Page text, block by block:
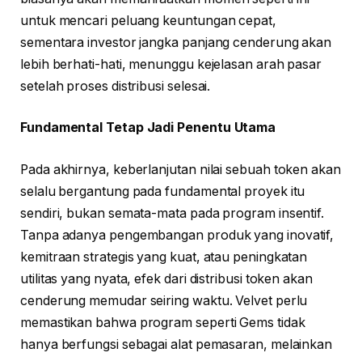
untuk mencari peluang keuntungan cepat,
sementara investor jangka panjang cenderung akan
lebih berhati-hati, menunggu kejelasan arah pasar
setelah proses distribusi selesai.
Fundamental Tetap Jadi Penentu Utama
Pada akhirnya, keberlanjutan nilai sebuah token akan
selalu bergantung pada fundamental proyek itu
sendiri, bukan semata-mata pada program insentif.
Tanpa adanya pengembangan produk yang inovatif,
kemitraan strategis yang kuat, atau peningkatan
utilitas yang nyata, efek dari distribusi token akan
cenderung memudar seiring waktu. Velvet perlu
memastikan bahwa program seperti Gems tidak
hanya berfungsi sebagai alat pemasaran, melainkan